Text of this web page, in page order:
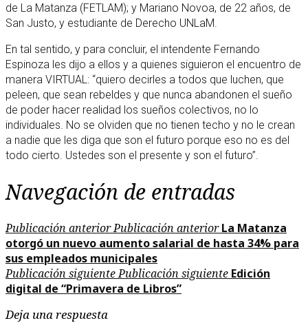
de La Matanza (FETLAM); y Mariano Novoa, de 22 años, de
San Justo, y estudiante de Derecho UNLaM.
En tal sentido, y para concluir, el intendente Fernando
Espinoza les dijo a ellos y a quienes siguieron el encuentro de
manera VIRTUAL: “quiero decirles a todos que luchen, que
peleen, que sean rebeldes y que nunca abandonen el sueño
de poder hacer realidad los sueños colectivos, no lo
individuales. No se olviden que no tienen techo y no le crean
a nadie que les diga que son el futuro porque eso no es del
todo cierto. Ustedes son el presente y son el futuro”.
Navegación de entradas
Publicación anteriorPublicación anterior La Matanza
otorgó un nuevo aumento salarial de hasta 34% para
sus empleados municipales
Publicación siguientePublicación siguiente Edición
digital de “Primavera de Libros”
Deja una respuesta